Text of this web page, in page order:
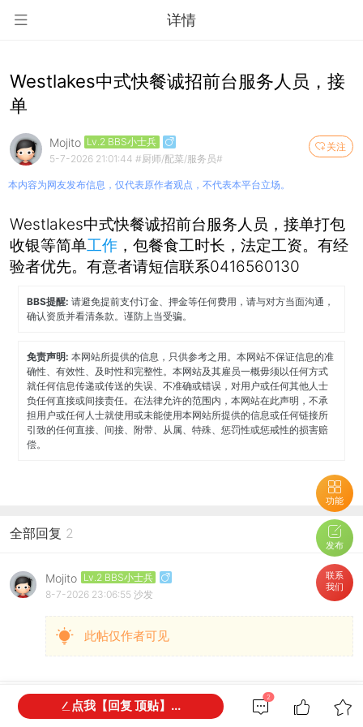
详情
功能
发布
联系
我们
Westlakes中式快餐诚招前台服务人员，接
单
关注
Mojito Lv.2 BBS小士兵
5-7-2026 21:01:44 #厨师/配菜/服务员#
本内容为网友发布信息，仅代表原作者观点，不代表本平台立场。
Westlakes中式快餐诚招前台服务人员，接单打包
收银等简单工作 ，包餐食工时长，法定工资。有经
验者优先。有意者请短信联系0416560130
BBS提醒:请避免提前支付订金、押金等任何费用，请与对方当面沟通，
确认资质并看清条款。谨防上当受骗。
免责声明:本网站所提供的信息，只供参考之用。本网站不保证信息的准
确性、有效性、及时性和完整性。本网站及其雇员一概毋须以任何方式
就任何信息传递或传送的失误、不准确或错误，对用户或任何其他人士
负任何直接或间接责任。在法律允许的范围内，本网站在此声明，不承
担用户或任何人士就使用或未能使用本网站所提供的信息或任何链接所
引致的任何直接、间接、附带、从属、特殊、惩罚性或惩戒性的损害赔
偿。
全部回复 2
Mojito Lv.2 BBS小士兵
8-7-2026 23:06:55 沙发
此帖仅作者可见
Mojito Lv.2 BBS小士兵
12-7-2026 22:37:31 板凳
2
点我【回复 顶贴】...